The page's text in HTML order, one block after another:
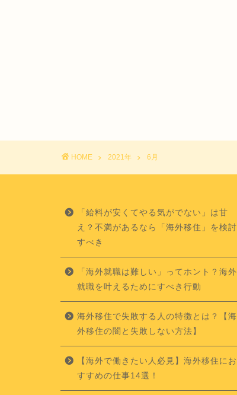
HOME 2021年 6月
「給料が安くてやる気がでない」は甘
え？不満があるなら「海外移住」を検討
すべき
「海外就職は難しい」ってホント？海外
就職を叶えるためにすべき行動
海外移住で失敗する人の特徴とは？【海
外移住の闇と失敗しない方法】
【海外で働きたい人必見】海外移住にお
すすめの仕事14選！